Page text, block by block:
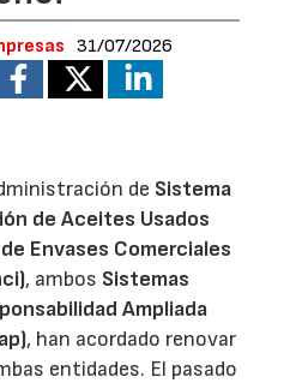
31/07/2026
de Sistema
de Aceites Usados
Envases Comerciales
, ambos Sistemas
Ampliada
, han acordado renovar
entidades. El pasado